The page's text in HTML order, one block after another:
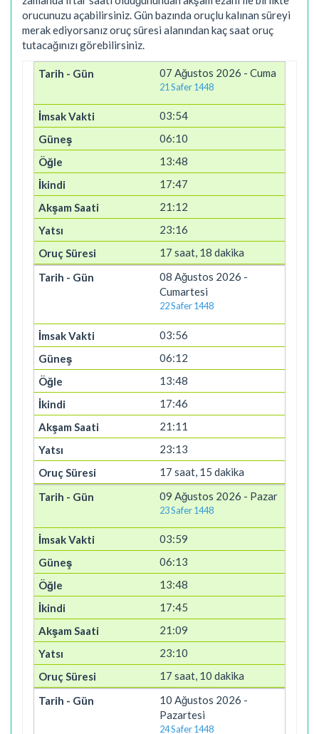
orucunuzu açabilirsiniz. Gün bazında oruçlu kalınan süreyi
merak ediyorsanız oruç süresi alanından kaç saat oruç
tutacağınızı görebilirsiniz.
07 Ağustos 2026 - Cuma
21 Safer 1448
03:54
06:10
13:48
17:47
21:12
23:16
17 saat, 18 dakika
08 Ağustos 2026 -
Cumartesi
22 Safer 1448
03:56
06:12
13:48
17:46
21:11
23:13
17 saat, 15 dakika
09 Ağustos 2026 - Pazar
23 Safer 1448
03:59
06:13
13:48
17:45
21:09
23:10
17 saat, 10 dakika
10 Ağustos 2026 -
Pazartesi
24 Safer 1448